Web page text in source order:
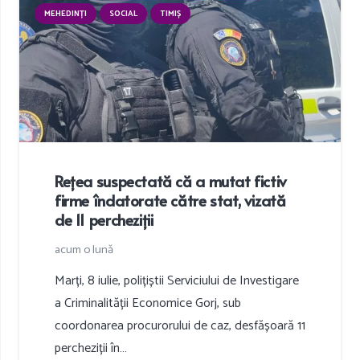
MEHEDINȚI
SOCIAL TIMIȘ
Rețea suspectată că a mutat fictiv
firme îndatorate către stat, vizată
de 11 percheziții
acum o lună
Marți, 8 iulie, polițiștii Serviciului de Investigare
a Criminalității Economice Gorj, sub
coordonarea procurorului de caz, desfășoară 11
percheziții în…